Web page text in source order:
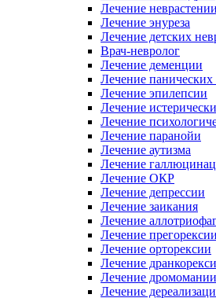
Лечение неврастении
Лечение энуреза
Лечение детских
Врач-невролог
Лечение деменции
Лечение панических
Лечение эпилепсии
Лечение
Лечение
Лечение паранойи
Лечение аутизма
Лечение
Лечение ОКР
Лечение депрессии
Лечение заикания
Лечение
Лечение прегорексии
Лечение орторексии
Лечение
Лечение дромомании
Лечение